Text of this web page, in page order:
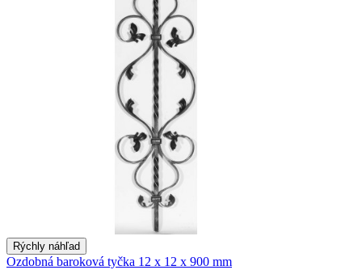
Rýchly náhľad
Ozdobná baroková tyčka 12 x 12 x 900 mm